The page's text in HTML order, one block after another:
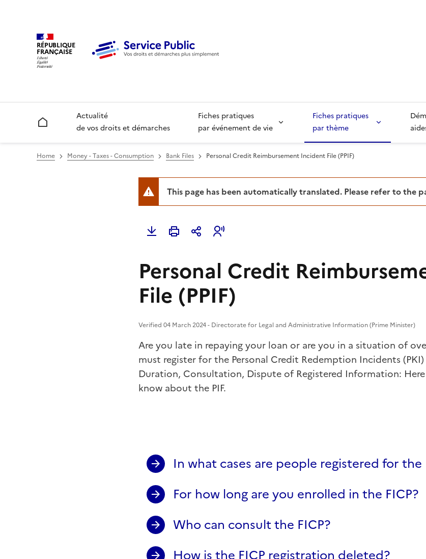
RÉPUBLIQUE
FRANÇAISE
Accueil
Actualité
de vos droits et démarches
Fiches pratiques
par événement de vie
Fiches pratiques
par thème
Home Money - Taxes - Consumption Bank Files Personal Credit Reimbursement Incident File (PPIF)
This page has been automatically translated. Please refer to the
Personal Credit
File (PPIF)
Verified 04 March 2024 - Directorate for Legal and Administrative Information (Prime Minister)
Are you late in repaying your loan or are you in a situation of
must register for the Personal Credit Redemption Incidents
Duration, Consultation, Dispute of Registered Information:
know about the PIF.
In what cases are people registered for the
For how long are you enrolled in the FICP?
Who can consult the FICP?